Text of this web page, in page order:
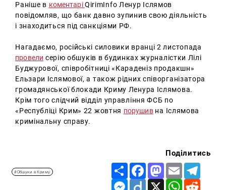
Раніше в коментаріQirimInfo Ленур Іслямов
повідомляв, що банк давно зупинив свою діяльність
і знаходиться під санкціями РФ.
Нагадаємо, російські силовики вранці 2 листопада
провели серію обшуків в будинках журналістки Лілі
Буджурової, співробітниці «Караденіз продакшн»
Ельзари Іслямової, а також рідних співорганізатора
громадянської блокади Криму Ленура Іслямова.
Крім того слідчий відділ управління ФСБ по
«Республіці Крим» 22 жовтня порушивна Іслямова
кримінальну справу.
#Обшуки в Криму
Поділитись
Share FacebookMastodon
Email
Messenger
Diigo X WhatsApp